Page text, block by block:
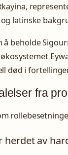
latinske
å beholde
død i
fra
herdet av